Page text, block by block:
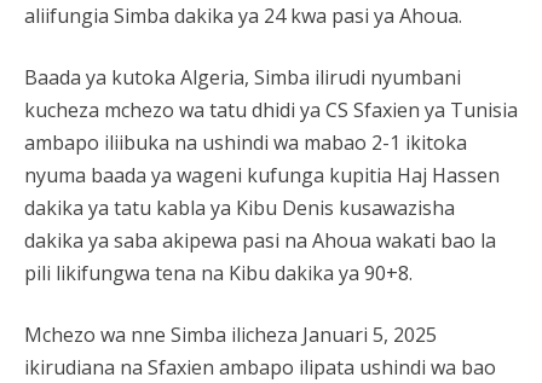
aliifungia Simba dakika ya 24 kwa pasi ya Ahoua.
Baada ya kutoka Algeria, Simba ilirudi nyumbani
kucheza mchezo wa tatu dhidi ya CS Sfaxien ya Tunisia
ambapo iliibuka na ushindi wa mabao 2-1 ikitoka
nyuma baada ya wageni kufunga kupitia Haj Hassen
dakika ya tatu kabla ya Kibu Denis kusawazisha
dakika ya saba akipewa pasi na Ahoua wakati bao la
pili likifungwa tena na Kibu dakika ya 90+8.
Mchezo wa nne Simba ilicheza Januari 5, 2025
ikirudiana na Sfaxien ambapo ilipata ushindi wa bao